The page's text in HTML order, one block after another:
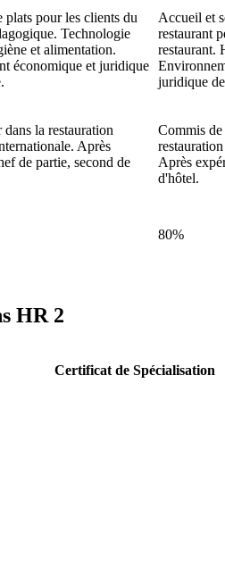
plats pour les clients du
Technologie
et alimentation.
économique et juridique
Accueil et
restaurant
restaurant.
juridique
la restauration
Après
de partie, second de
Commis de
Après
d'hôtel.
80%
HR 2
Certificat de Spécialisation